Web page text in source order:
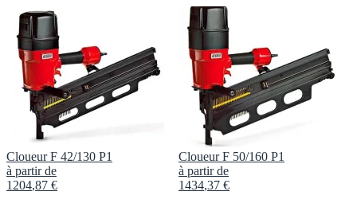
Cloueur F 42/130 P1
à partir de
1204,87 €
Cloueur F 50/160 P1
à partir de
1434,37 €